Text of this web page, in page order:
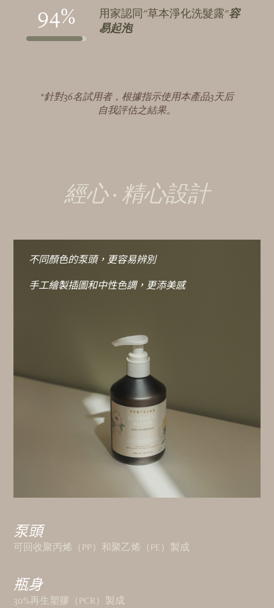
94% 用家認同"草本淨化洗髮露"容
易起泡
*針對36名試用者，根據指示使用本產品3天后
自我評估之結果。
經心 · 精心設計
不同顏色的泵頭，更容易辨別
手工繪製插圖和中性色調，更添美感
泵頭
可回收聚丙烯（PP）和聚乙烯（PE）製成
瓶身
30%再生塑膠（PCR）製成